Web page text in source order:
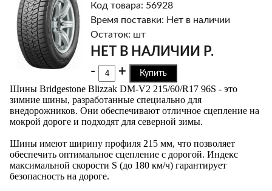
Код товара: 56928
Время поставки: Нет в наличии
Остаток: шт
НЕТ В НАЛИЧИИ Р.
-
+ Купить
Шины Bridgestone Blizzak DM-V2 215/60/R17 96S - это
зимние шины, разработанные специально для
внедорожников. Они обеспечивают отличное сцепление на
мокрой дороге и подходят для северной зимы.
Шины имеют ширину профиля 215 мм, что позволяет
обеспечить оптимальное сцепление с дорогой. Индекс
максимальной скорости S (до 180 км/ч) гарантирует
безопасность на дороге.